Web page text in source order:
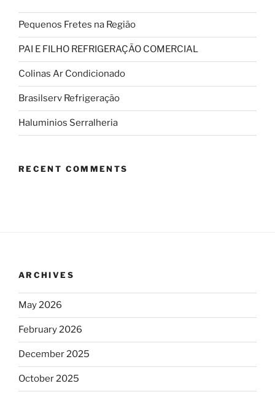
Pequenos Fretes na Região
PAI E FILHO REFRIGERAÇÃO COMERCIAL
Colinas Ar Condicionado
Brasilserv Refrigeração
Haluminios Serralheria
RECENT COMMENTS
ARCHIVES
May 2026
February 2026
December 2025
October 2025